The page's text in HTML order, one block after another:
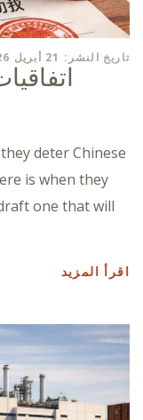
تاريخ النشر: 21 أبريل 2026
deter Chinese
is when they
one that will
اقرأ المزيد